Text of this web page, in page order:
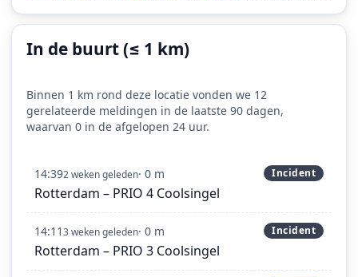
In de buurt (≤ 1 km)
Binnen 1 km rond deze locatie vonden we 12
gerelateerde meldingen in de laatste 90 dagen,
waarvan 0 in de afgelopen 24 uur.
14:392 weken geleden· 0 m Incident
Rotterdam – PRIO 4 Coolsingel
14:113 weken geleden· 0 m Incident
Rotterdam – PRIO 3 Coolsingel